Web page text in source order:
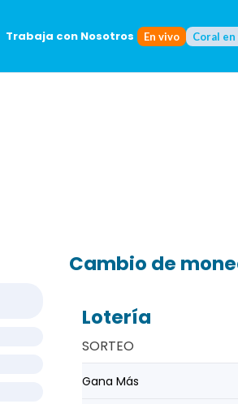
Trabaja con Nosotros En vivo Coral
Cambio de
Lotería
SORTEO
Gana Más